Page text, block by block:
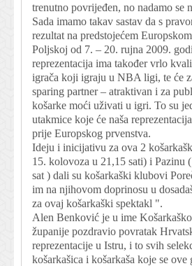
trenutno povrijeđen, no nadamo se
Sada imamo takav sastav da s
rezultat na predstojećem
Poljskoj od 7. – 20. rujna 2009.
reprezentacija ima također vrlo
igrača koji igraju u NBA ligi, te će
sparing partner – atraktivan i za
košarke moći uživati u igri. To su
utakmice koje će naša
prije Europskog prvenstva.
Ideju i inicijativu za ova 2
15. kolovoza u 21,15 sati) i Pazinu
sat ) dali su košarkaški klubovi
im na njihovom doprinosu u
za ovaj košarkaški spektakl ".
Alen Benković je u ime
županije pozdravio povratak
reprezentacije u Istru, i to svih
košarkašica i košarkaša koje se